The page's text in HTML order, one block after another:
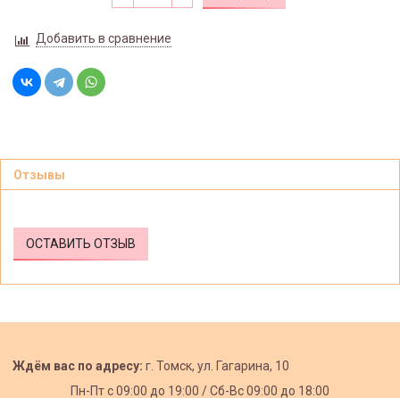
Добавить в сравнение
Отзывы
ОСТАВИТЬ ОТЗЫВ
Ждём вас по адресу: г. Томск, ул. Гагарина, 10
Пн-Пт с09:00 до 19:00 /Сб-Вс 09:00 до 18:00